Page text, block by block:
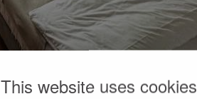
This website uses cookies